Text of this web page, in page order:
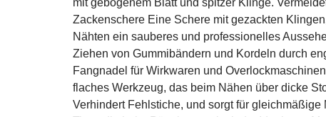
mit gebogenem Blatt und spitzer Klinge.
Zackenschere Eine Schere mit gezackten
Nähten ein sauberes und professionelles
Ziehen von Gummibändern und Kordeln durch
Fangnadel für Wirkwaren und
flaches Werkzeug, das beim Nähen über dicke
Verhindert Fehlstiche, und sorgt für